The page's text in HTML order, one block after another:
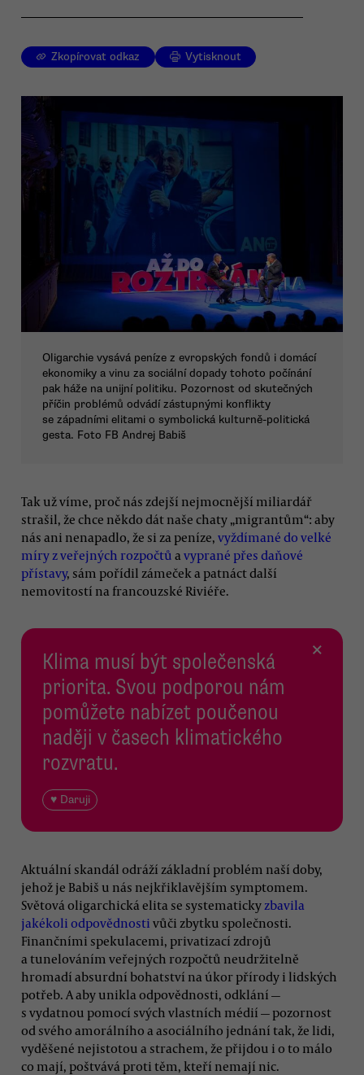
Zkopírovat odkaz Vytisknout
Oligarchie vysává peníze z evropských fondů i domácí
ekonomiky a vinu za sociální dopady tohoto počínání
pak háže na unijní politiku. Pozornost od skutečných
příčin problémů odvádí zástupnými konflikty
se západními elitami o symbolická kulturně-politická
gesta. Foto FB Andrej Babiš
Tak už víme, proč nás zdejší nejmocnější miliardář
strašil, že chce někdo dát naše chaty „migrantům“: aby
nás ani nenapadlo, že si za peníze, vyždímané do velké
míry z veřejných rozpočtů a vyprané přes daňové
přístavy, sám pořídil zámeček a patnáct další
nemovitostí na francouzské Riviéře.
Klima musí být společenská
priorita. Svou podporou nám
pomůžete nabízet poučenou
naději v časech klimatického
rozvratu.
♥ Daruji
×
Aktuální skandál odráží základní problém naší doby,
jehož je Babiš u nás nejkřiklavějším symptomem.
Světová oligarchická elita se systematicky zbavila
jakékoli odpovědnosti vůči zbytku společnosti.
Finančními spekulacemi, privatizací zdrojů
a tunelováním veřejných rozpočtů neudržitelně
hromadí absurdní bohatství na úkor přírody i lidských
potřeb. A aby unikla odpovědnosti, odklání —
s vydatnou pomocí svých vlastních médií — pozornost
od svého amorálního a asociálního jednání tak, že lidi,
vyděšené nejistotou a strachem, že přijdou i o to málo
co mají, poštvává proti těm, kteří nemají nic.